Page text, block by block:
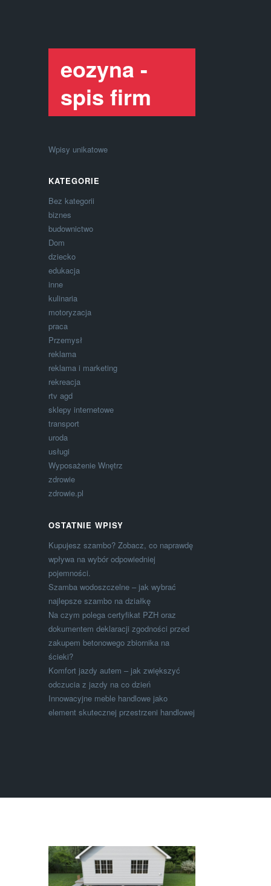
eozyna -
spis firm
Wpisy unikatowe
KATEGORIE
Bez kategorii
biznes
budownictwo
Dom
dziecko
edukacja
inne
kulinaria
motoryzacja
praca
Przemysł
reklama
reklama i marketing
rekreacja
rtv agd
sklepy internetowe
transport
uroda
usługi
Wyposażenie Wnętrz
zdrowie
zdrowie.pl
OSTATNIE WPISY
Kupujesz szambo? Zobacz, co naprawdę
wpływa na wybór odpowiedniej
pojemności.
Szamba wodoszczelne – jak wybrać
najlepsze szambo na działkę
Na czym polega certyfikat PZH oraz
dokumentem deklaracji zgodności przed
zakupem betonowego zbiornika na
ścieki?
Komfort jazdy autem – jak zwiększyć
odczucia z jazdy na co dzień
Innowacyjne meble handlowe jako
element skutecznej przestrzeni handlowej